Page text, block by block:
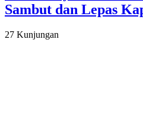
Sambut dan Lepas
27 Kunjungan